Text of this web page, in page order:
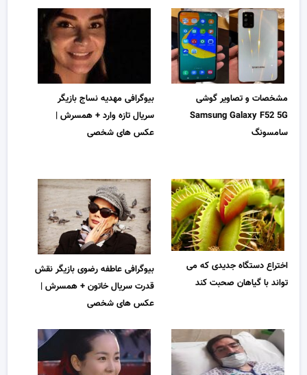
مشخصات و تصاویر گوشی
Samsung Galaxy F52 5G
سامسونگ
بیوگرافی مهدیه نساج بازیگر
سریال تازه وارد + همسرش |
عکس های شخصی
اختراع دستگاه جدیدی که می
تواند با گیاهان صحبت کند
بیوگرافی عاطفه رضوی بازیگر نقش
قدرت سریال خاتون + همسرش |
عکس های شخصی